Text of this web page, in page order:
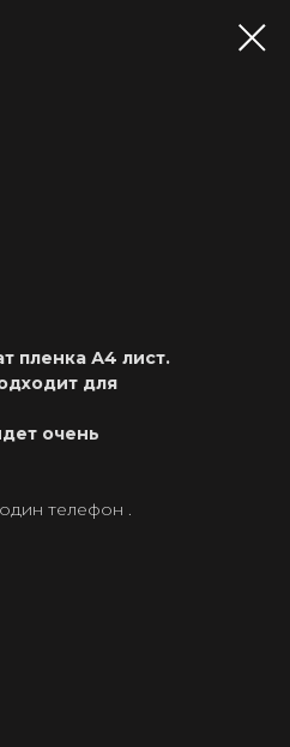
пленка А4 лист.
для
очень
телефон .